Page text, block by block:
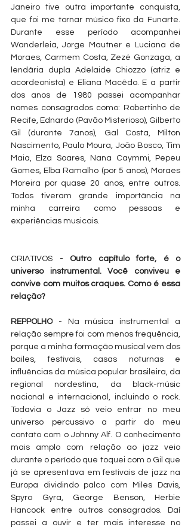
Janeiro tive outra importante conquista,
que foi me tornar músico fixo da Funarte.
Durante esse período acompanhei
Wanderleia, Jorge Mautner e Luciana de
Moraes, Carmem Costa, Zezé Gonzaga, a
lendária dupla Adelaide Chiozzo (atriz e
acordeonista) e Eliana Macêdo. E a partir
dos anos de 1980 passei acompanhar
nomes consagrados como: Robertinho de
Recife, Ednardo (Pavão Misterioso), Gilberto
Gil (durante 7anos), Gal Costa, Milton
Nascimento, Paulo Moura, João Bosco, Tim
Maia, Elza Soares, Nana Caymmi, Pepeu
Gomes, Elba Ramalho (por 5 anos), Moraes
Moreira por quase 20 anos, entre outros.
Todos tiveram grande importância na
minha carreira como pessoas e
experiências musicais.
CRIATIVOS - Outro capítulo forte, é o
universo instrumental. Você conviveu e
convive com muitos craques. Como é essa
relação?
REPPOLHO - Na música instrumental a
relação sempre foi com menos frequência,
porque a minha formação musical vem dos
bailes, festivais, casas noturnas e
influências da música popular brasileira, da
regional nordestina, da black-músic
nacional e internacional, incluindo o rock.
Todavia o Jazz só veio entrar no meu
universo percussivo a partir do meu
contato com o Johnny Alf. O conhecimento
mais amplo com relação ao jazz veio
durante o período que toquei com o Gil que
já se apresentava em festivais de jazz na
Europa dividindo palco com Miles Davis,
Spyro Gyra, George Benson, Herbie
Hancock entre outros consagrados. Daí
passei a ouvir e ter mais interesse no